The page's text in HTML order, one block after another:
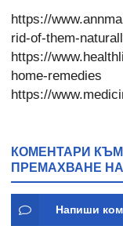
https://
rid-of-them-
https://
home-remedies
https://
КОМЕНТАРИ
ПРЕМАХВАНЕ
Напиши